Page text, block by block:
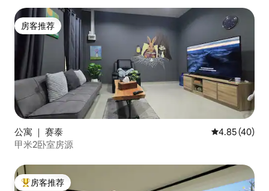
房客推荐
房客推荐
公寓 ｜ 赛泰 平均评分
4.85 (40)
甲米2卧室房源
热门「房客推荐」
房客推荐